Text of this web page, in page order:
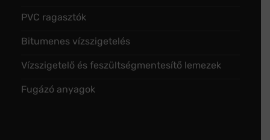
PVC ragasztók
Bitumenes vízszigetelés
Vízszigetelő és feszültségmentesítő lemezek
Fugázó anyagok